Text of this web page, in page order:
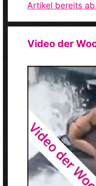
Artikel bereits
Video der